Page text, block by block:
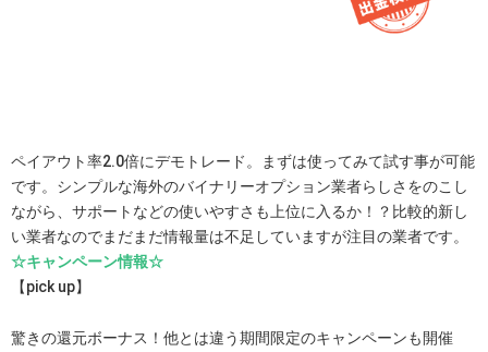
ペイアウト率2.0倍にデモトレード。まずは使ってみて試す事が可能
です。シンプルな海外のバイナリーオプション業者らしさをのこし
ながら、サポートなどの使いやすさも上位に入るか！？比較的新し
い業者なのでまだまだ情報量は不足していますが注目の業者です。
☆キャンペーン情報☆
【pick up】
驚きの還元ボーナス！他とは違う期間限定のキャンペーンも開催